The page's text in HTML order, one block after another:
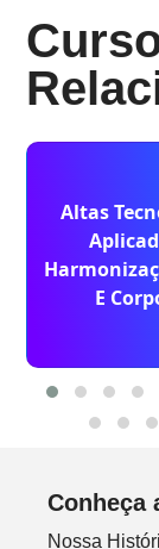
Altas
E
Conheça
Nossa